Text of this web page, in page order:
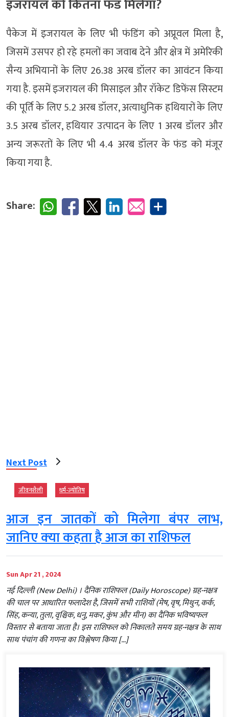
इजरायल को कितना फंड मिलेगा?
पैकेज में इजरायल के लिए भी फंडिंग को अप्रूवल मिला है,
जिसमें उसपर हो रहे हमलों का जवाब देने और क्षेत्र में अमेरिकी
सैन्य अभियानों के लिए 26.38 अरब डॉलर का आवंटन किया
गया है. इसमें इजरायल की मिसाइल और रॉकेट डिफेंस सिस्टम
की पूर्ति के लिए 5.2 अरब डॉलर, अत्याधुनिक हथियारों के लिए
3.5 अरब डॉलर, हथियार उत्पादन के लिए 1 अरब डॉलर और
अन्य जरूरतों के लिए भी 4.4 अरब डॉलर के फंड को मंजूर
किया गया है.
Share:
Next Post
जीवनशैली धर्म-ज्‍योतिष
आज इन जातकों को मिलेगा बंपर लाभ,
जानिए क्‍या कहता है आज का राशिफल
Sun Apr 21 , 2024
नई दिल्‍ली (New Delhi) । दैनिक राशिफल (Daily Horoscope) ग्रह-नक्षत्र
की चाल पर आधारित फलादेश है, जिसमें सभी राशियों (मेष, वृष, मिथुन, कर्क,
सिंह, कन्या, तुला, वृश्चिक, धनु, मकर, कुंभ और मीन) का दैनिक भविष्यफल
विस्तार से बताया जाता है। इस राशिफल को निकालते समय ग्रह-नक्षत्र के साथ
साथ पंचांग की गणना का विश्लेषण किया […]